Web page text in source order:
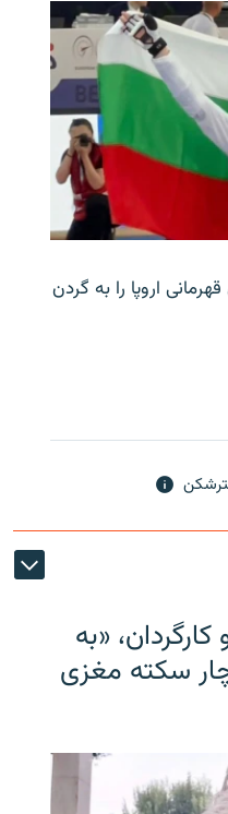
اروپا را به گردن
«به
سکته مغزی